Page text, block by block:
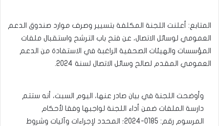
المتابع: أعلنت اللجنة المكلفة بتسيير وصرف موارد صندوق الدعم
العمومي لوسائل الاتصال، عن فتح باب الترشح واستقبال ملفات
المؤسسات والهيئات الصحفية الراغبة في الاستفادة من الدعم
العمومي المقدم لصالح وسائل الاتصال لسنة 2024.
وأوضحت اللجنة في بيان صادر عنها، اليوم السبت، أنه ستتم
دارسة الملفات ضمن أداء اللجنة لواجبها وفقا لأحكام
المرسوم رقم: 0185-2024؛ المحدد لإجراءات وآليات وشروط